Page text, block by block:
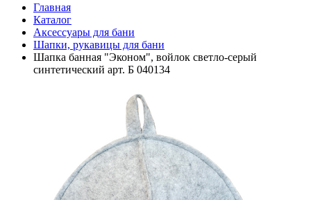
Главная
Каталог
Аксессуары для бани
Шапки, рукавицы для бани
Шапка банная "Эконом", войлок светло-серый
синтетический арт. Б 040134